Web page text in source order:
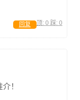
顶: 0 踩: 0
回复
！